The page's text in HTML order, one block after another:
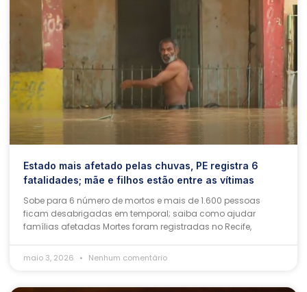
Estado mais afetado pelas chuvas, PE registra 6
fatalidades; mãe e filhos estão entre as vítimas
Sobe para 6 número de mortos e mais de 1.600 pessoas
ficam desabrigadas em temporal; saiba como ajudar
famílias afetadas Mortes foram registradas no Recife,
maio 3, 2026 Nenhum comentário